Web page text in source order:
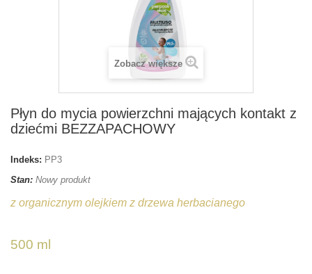
Zobacz większe
Płyn do mycia powierzchni mających kontakt z
dziećmi BEZZAPACHOWY
Indeks: PP3
Stan: Nowy produkt
z organicznym olejkiem z drzewa herbacianego
500 ml